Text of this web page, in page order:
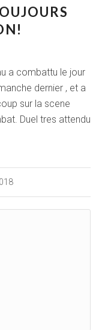
a combattu le jour
dernier , et a
sur la scene
Duel tres attendu